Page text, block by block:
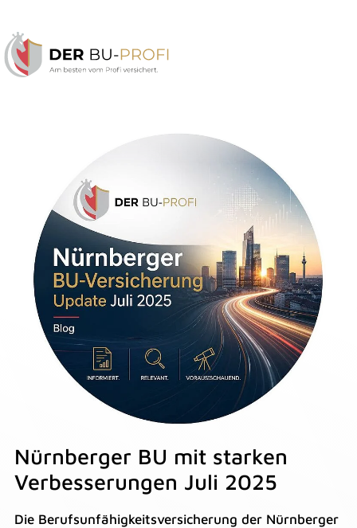
Nürnberger BU mit starken
Verbesserungen Juli 2025
Die Berufsunfähigkeitsversicherung der Nürnberger